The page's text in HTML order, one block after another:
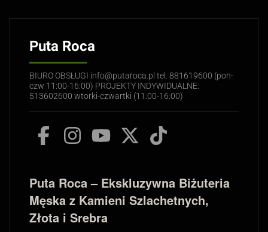
Puta Roca
BIURO OBSŁUGI info@putaroca.pl tel. 881619600 (pon-
czw 11:00-16:00) PROJEKTY INDYWIDUALNE:
513602600 wtorki-czwartki (11:00-16:00)
Puta Roca – Ekskluzywna Biżuteria
Męska z Kamieni Szlachetnych,
Złota i Srebra